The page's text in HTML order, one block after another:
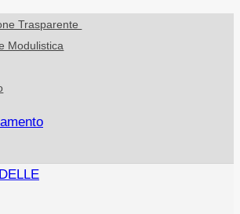
Trasparente
Modulistica